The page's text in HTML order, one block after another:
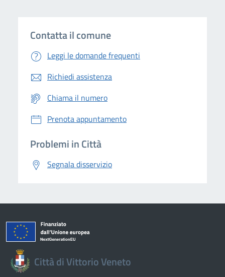
Contatta il comune
Leggi le domande frequenti
Richiedi assistenza
Chiama il numero
Prenota appuntamento
Problemi in Città
Segnala disservizio
Città di Vittorio Veneto